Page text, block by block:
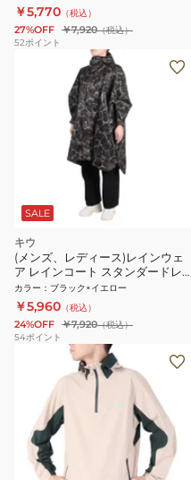
￥5,770 （税込）
27%OFF ￥7,920（税込）
52ポイント
SALE
キウ
(メンズ、レディース)レインウェ
ア レインコート スタンダードレ
インポンチョ 2ND K404-617
カラー ： ブラック×イエロー
￥5,960 （税込）
24%OFF ￥7,920（税込）
54ポイント